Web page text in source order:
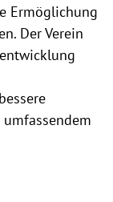
Ermöglichung
Der Verein